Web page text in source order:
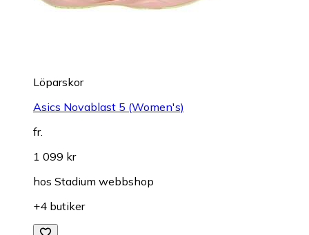
Löparskor
Asics Novablast 5 (Women's)
fr.
1 099 kr
hos Stadium webbshop
+4 butiker